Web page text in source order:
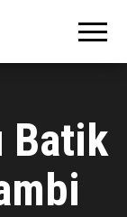
Batik